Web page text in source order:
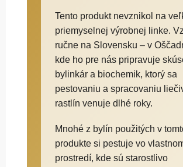
Tento produkt nevznikol na
priemyselnej výrobnej linke.
ručne na Slovensku – v
kde ho pre nás pripravuje
bylinkár a biochemik, ktorý sa
pestovaniu a spracovaniu
rastlín venuje dlhé roky.
Mnohé z bylín použitých v
produkte si pestuje vo
prostredí, kde sú starostlivo